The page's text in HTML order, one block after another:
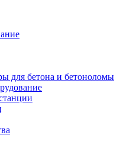
для бетона и бетоноломы